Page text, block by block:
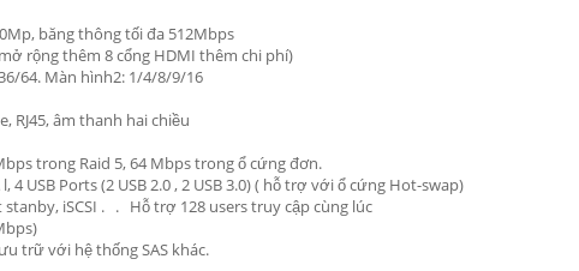
băng thông tối đa 512Mbps
rộng thêm 8 cổng HDMI thêm chi phí)
64. Màn hình2: 1/4/8/9/16
RJ45, âm thanh hai chiều
trong Raid 5, 64 Mbps trong ổ cứng đơn.
4 USB Ports (2 USB 2.0 , 2 USB 3.0) ( hỗ trợ với ổ cứng Hot-swap)
iSCSI . . Hỗ trợ 128 users truy cập cùng lúc
trữ với hệ thống SAS khác.